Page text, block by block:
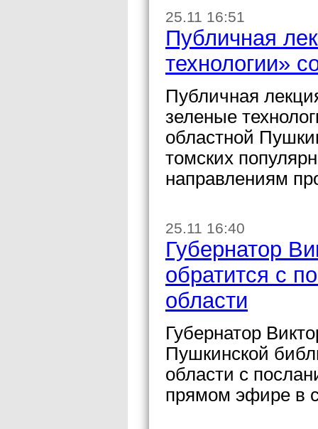
25.11 16:51
Публичная
технологии»
Публичная
зеленые
областной
томских
направлениям
25.11 16:40
Губернатор
обратится с
области
Губернатор
Пушкинской
области с
прямом эфире в